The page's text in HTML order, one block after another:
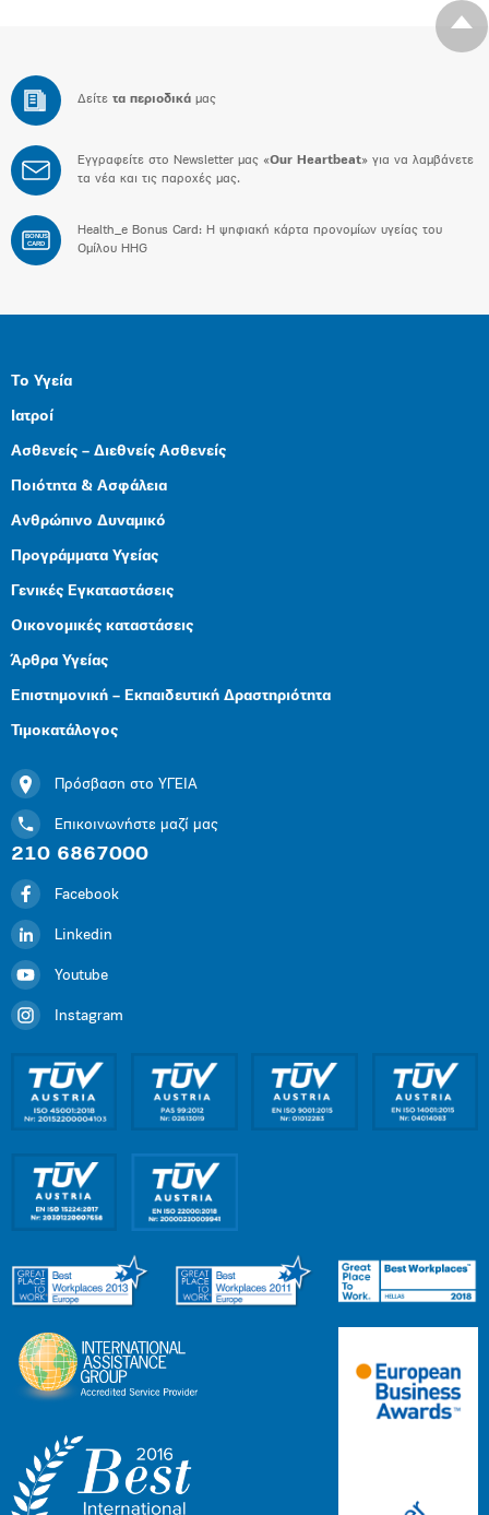
Δείτε τα περιοδικά μας
Εγγραφείτε στο Newsletter μας «Our Heartbeat» για να λαμβάνετε
τα νέα και τις παροχές μας.
BONUS
CARD
Health_e Bonus Card: H ψηφιακή κάρτα προνομίων υγείας του
Ομίλου HHG
Το Υγεία
Ιατροί
Ασθενείς – Διεθνείς Ασθενείς
Ποιότητα & Ασφάλεια
Ανθρώπινο Δυναμικό
Προγράμματα Υγείας
Γενικές Εγκαταστάσεις
Οικονομικές καταστάσεις
Άρθρα Υγείας
Επιστημονική – Εκπαιδευτική Δραστηριότητα
Τιμοκατάλογος
Πρόσβαση στο ΥΓΕΙΑ
Επικοινωνήστε μαζί μας
210 6867000
Facebook
Linkedin
Youtube
Instagram